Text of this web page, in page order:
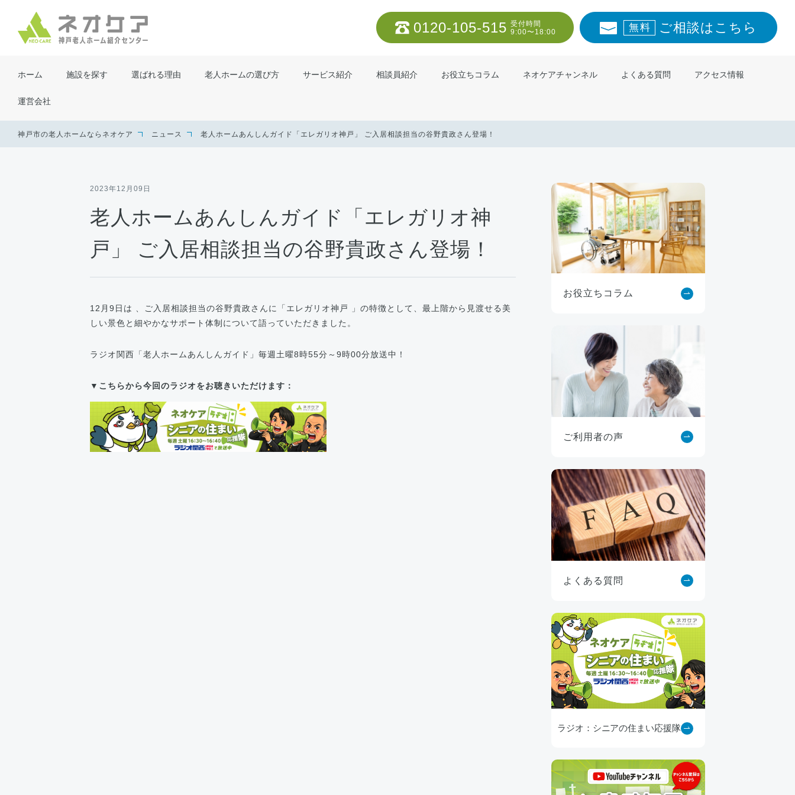
0120-105-515 受付時間
9:00〜18:00
無料 ご相談はこちら
ホーム 施設を探す 選ばれる理由 老人ホームの選び方 サービス紹介 相談員紹介 お役立ちコラム ネオケアチャンネル よくある質問 アクセス情報
運営会社
神戸市の老人ホームならネオケア ニュース 老人ホームあんしんガイド「エレガリオ神戸」 ご入居相談担当の谷野貴政さん登場！
2023年12月09日
老人ホームあんしんガイド「エレガリオ神
戸」 ご入居相談担当の谷野貴政さん登場！
12月9日は 、ご入居相談担当の谷野貴政さんに「エレガリオ神戸 」の特徴として、最上階から見渡せる美
しい景色と細やかなサポート体制について語っていただきました。
ラジオ関西「老人ホームあんしんガイド」毎週土曜8時55分～9時00分放送中！
▼こちらから今回のラジオをお聴きいただけます：
お役立ちコラム
ご利用者の声
よくある質問
ラジオ：シニアの住まい応援隊